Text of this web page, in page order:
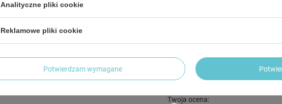
Potrzebujesz pomocy? Masz pytania?
NAPISZ SWOJĄ OPINIĘ
Twoja ocena:
Analityczne pliki cookie
Reklamowe pliki cookie
Potwierdzam wymagane